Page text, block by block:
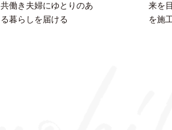
共働き夫婦にゆとりのあ
る暮らしを届ける
来を
を施